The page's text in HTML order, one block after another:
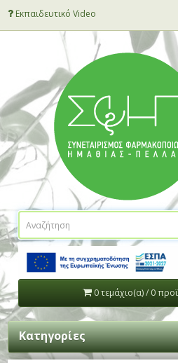
Εκπαιδευτικό Video
0 τεμάχιο(α) / 0
Κατηγορίες